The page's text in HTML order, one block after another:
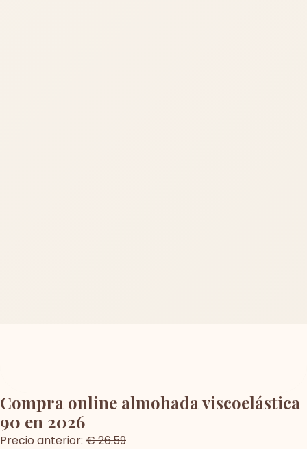
Compra online almohada viscoelástica
90 en 2026
Precio anterior: € 26.59